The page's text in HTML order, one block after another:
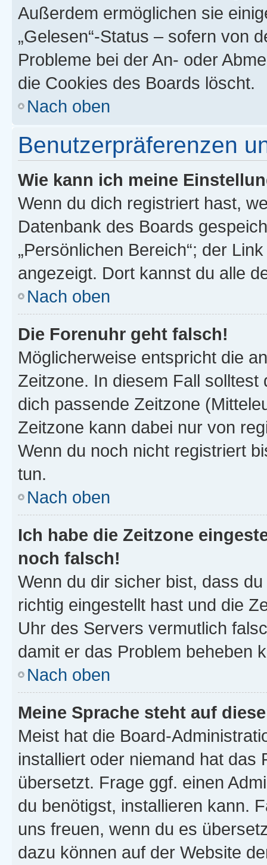
Außerdem ermöglichen sie
„Gelesen“-Status – sofern von
Probleme bei der An- oder
die Cookies des Boards löscht.
Nach oben
Benutzerpräferenzen
Wie kann ich meine
Wenn du dich registriert hast,
Datenbank des Boards
„Persönlichen Bereich“; der
angezeigt. Dort kannst du alle
Nach oben
Die Forenuhr geht falsch!
Möglicherweise entspricht die
Zeitzone. In diesem Fall solltest
dich passende Zeitzone
Zeitzone kann dabei nur von
Wenn du noch nicht registriert
tun.
Nach oben
Ich habe die Zeitzone
noch falsch!
Wenn du dir sicher bist, dass
richtig eingestellt hast und die
Uhr des Servers vermutlich
damit er das Problem beheben
Nach oben
Meine Sprache steht auf
Meist hat die Board-
installiert oder niemand hat das
übersetzt. Frage ggf. einen
du benötigst, installieren kann.
uns freuen, wenn du es
dazu können auf der Website